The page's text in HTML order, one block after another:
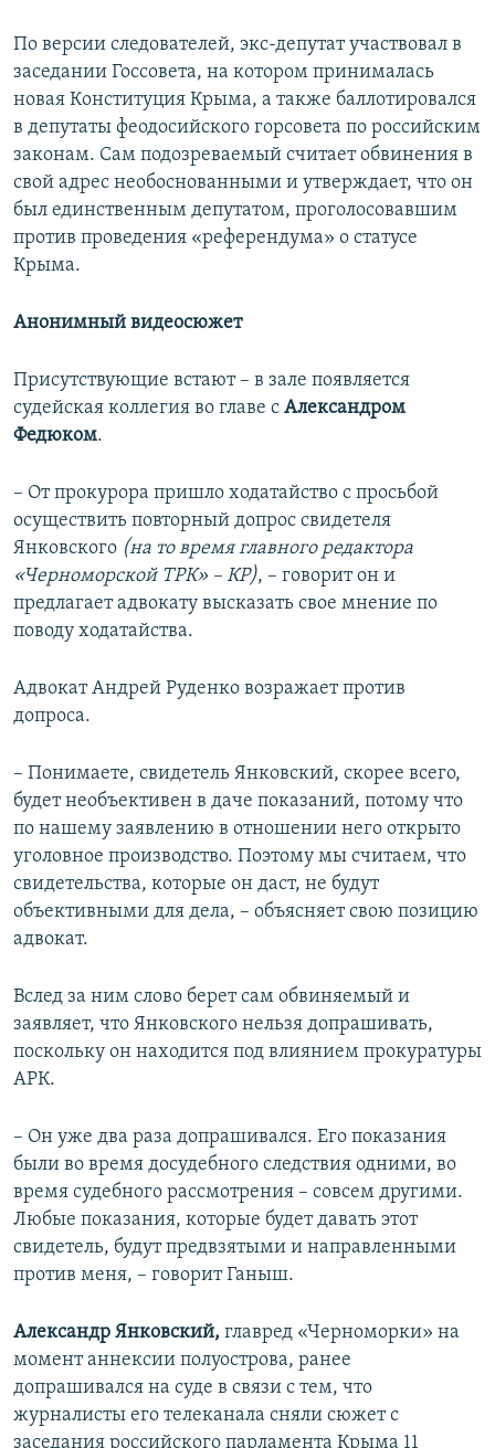
По версии следователей, экс-депутат участвовал в
заседании Госсовета, на котором принималась
новая Конституция Крыма, а также баллотировался
в депутаты феодосийского горсовета по российским
законам. Сам подозреваемый считает обвинения в
свой адрес необоснованными и утверждает, что он
был единственным депутатом, проголосовавшим
против проведения «референдума» о статусе
Крыма.
Анонимный видеосюжет
Присутствующие встают – в зале появляется
судейская коллегия во главе с Александром
Федюком.
– От прокурора пришло ходатайство с просьбой
осуществить повторный допрос свидетеля
Янковского (на то время главного редактора
«Черноморской ТРК» – КР), – говорит он и
предлагает адвокату высказать свое мнение по
поводу ходатайства.
Адвокат Андрей Руденко возражает против
допроса.
– Понимаете, свидетель Янковский, скорее всего,
будет необъективен в даче показаний, потому что
по нашему заявлению в отношении него открыто
уголовное производство. Поэтому мы считаем, что
свидетельства, которые он даст, не будут
объективными для дела, – объясняет свою позицию
адвокат.
Вслед за ним слово берет сам обвиняемый и
заявляет, что Янковского нельзя допрашивать,
поскольку он находится под влиянием прокуратуры
АРК.
– Он уже два раза допрашивался. Его показания
были во время досудебного следствия одними, во
время судебного рассмотрения – совсем другими.
Любые показания, которые будет давать этот
свидетель, будут предвзятыми и направленными
против меня, – говорит Ганыш.
Александр Янковский, главред «Черноморки» на
момент аннексии полуострова, ранее
допрашивался на суде в связи с тем, что
журналисты его телеканала сняли сюжет с
заседания российского парламента Крыма 11